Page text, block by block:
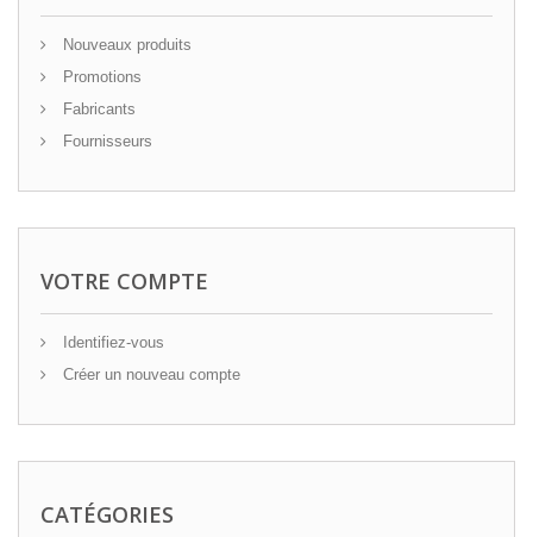
Nouveaux produits
Promotions
Fabricants
Fournisseurs
VOTRE COMPTE
Identifiez-vous
Créer un nouveau compte
CATÉGORIES